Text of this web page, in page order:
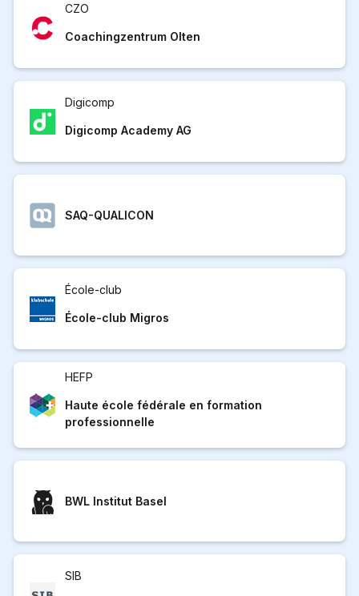
CZO
Coachingzentrum Olten
Digicomp
Digicomp Academy AG
SAQ-QUALICON
École-club
École-club Migros
HEFP
Haute école fédérale en formation
professionnelle
BWL Institut Basel
SIB